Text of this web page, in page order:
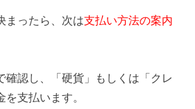
まったら、次は支払い方法の案内
確認し、「硬貨」もしくは「クレ
支払います。